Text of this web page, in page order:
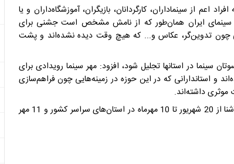
اعم از سینماداران، کارگردانان، بازیگران، آموزشگاه‌داران و یا
مهر سینمای ایران همان‌طور که از نامش مشخص است جشنی برای
چون تدوین‌گر، عکاس و... که هیچ وقت دیده نشده‌اند و پشت
سینما در استانها تجلیل شود، افزود: مهر سینما رویدادی برای
و استاندارانی که در این حوزه در زمینه‌هایی چون فراهم‌سازی
داشته‌اند.
سومین دوره جشن مهر سینمای ایران به دبیری دکتر قادر آشنا از 20 شهریور تا 10 مهرماه در استان‌های سراسر کشور و 11 مهر